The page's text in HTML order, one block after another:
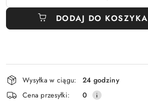
DODAJ DO KOSZYKA
Wyślij
Dostępność
i
dostawa
Wysyłka w ciągu:
24 godziny
Cena przesyłki:
0